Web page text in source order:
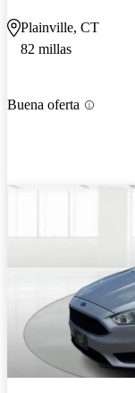
Plainville, CT
82 millas
Buena oferta